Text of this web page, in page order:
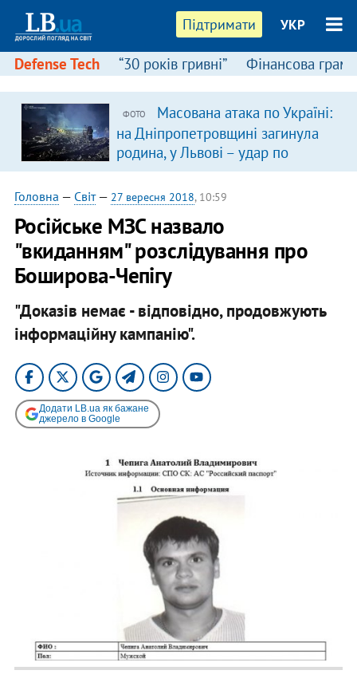
Підтримати УКР
Defense Tech “30 років гривні” Фінансова
ФОТО
Масована атака по Україні:
на Дніпропетровщині загинула
родина, у Львові – удар по
багатоповерхівках
(доповнюється)
Головна — Світ— 27 вересня 2018, 10:59
Російське МЗС назвало
"вкиданням" розслідування про
Боширова-Чепігу
"Доказів немає - відповідно, продовжують
інформаційну кампанію".
Додати LB.ua як бажане
джерело в Google